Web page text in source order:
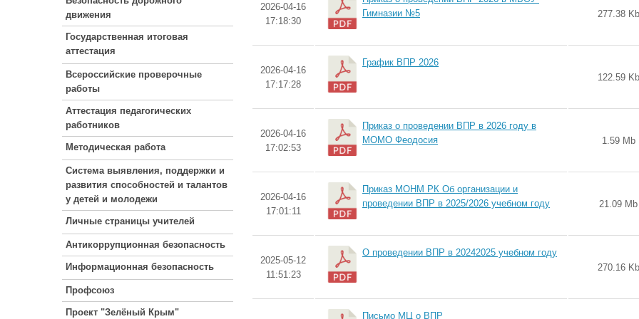
движения
Государственная итоговая
аттестация
Всероссийские проверочные
работы
Аттестация педагогических
работников
Методическая работа
Система выявления, поддержки и
развития способностей и талантов
у детей и молодежи
Личные страницы учителей
Антикоррупционная безопасность
Информационная безопасность
Профсоюз
Проект "Зелёный Крым"
2026-04-16
17:18:30
Гимназии №5
277.38 Kb
2026-04-16
17:17:28
График ВПР 2026
122.59 Kb
2026-04-16
17:02:53
Приказ о проведении ВПР в 2026 году в
МОМО Феодосия
1.59 Mb
2026-04-16
17:01:11
Приказ МОНМ РК Об организации и
проведении ВПР в 2025/2026 учебном году
21.09 Mb
2025-05-12
11:51:23
О проведении ВПР в 20242025 учебном году
270.16 Kb
Письмо МЦ о ВПР